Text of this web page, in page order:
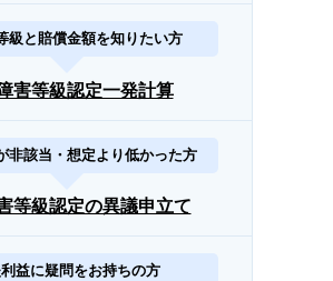
級と賠償金額を知りたい方
害等級認定一発計算
非該当・想定より低かった方
等級認定の異議申立て
益に疑問をお持ちの方